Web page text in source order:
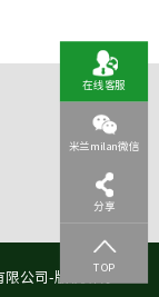
公司-版权所有
在线客服
米兰milan微信
分享
TOP